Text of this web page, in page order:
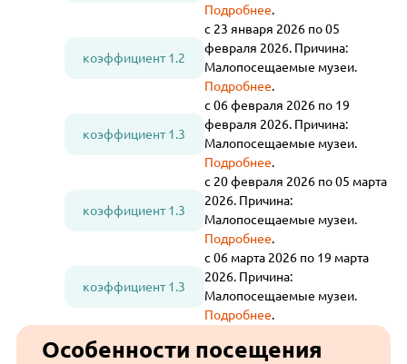
Подробнее.
коэффициент 1.2
с 23 января 2026 по 05
февраля 2026. Причина:
Малопосещаемые музеи.
Подробнее.
коэффициент 1.3
с 06 февраля 2026 по 19
февраля 2026. Причина:
Малопосещаемые музеи.
Подробнее.
коэффициент 1.3
с 20 февраля 2026 по 05 марта
2026. Причина:
Малопосещаемые музеи.
Подробнее.
коэффициент 1.3
с 06 марта 2026 по 19 марта
2026. Причина:
Малопосещаемые музеи.
Подробнее.
Особенности посещения